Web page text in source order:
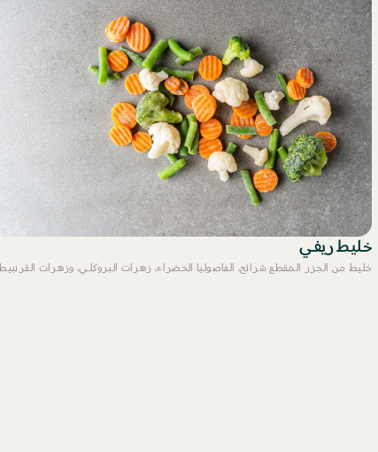
خليط ريفي
خليط من الجزر المقطع شرائح، الفاصوليا الخضراء، زهرات البروكلي، وزهرات